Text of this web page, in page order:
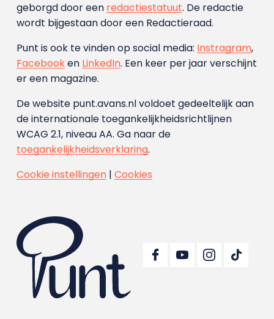
geborgd door een redactiestatuut. De redactie
wordt bijgestaan door een Redactieraad.
Punt is ook te vinden op social media: Instragram,
Facebooken LinkedIn. Een keer per jaar verschijnt
er een magazine.
De website punt.avans.nl voldoet gedeeltelijk aan
de internationale toegankelijkheidsrichtlijnen
WCAG 2.1, niveau AA. Ga naar de
toegankelijkheidsverklaring.
Cookie instellingen| Cookies